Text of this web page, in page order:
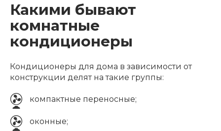
Какими бывают
комнатные
кондиционеры
Кондиционеры для дома в зависимости от
конструкции делят на такие группы:
компактные переносные;
оконные;